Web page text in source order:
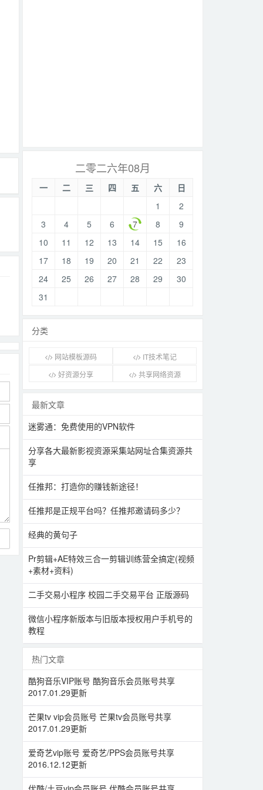
二零二六年08月
一 二 三 四 五 六
日
1
2
3
4 5 6 7 8
9
10
11 12 13 14 15
16
17
18 19 20 21 22
23
24
25 26 27 28 29
30
31
分类
网站模板源码
IT技术笔记
好资源分享
共享网络资源
最新文章
迷雾通：免费使用的VPN软件
分享各大最新影视资源采集站网址合集资源共
享
任推邦：打造你的赚钱新途径！
任推邦是正规平台吗？任推邦邀请码多少？
经典的黄句子
Pr剪辑+AE特效三合一剪辑训练营全搞定(视频
+素材+资料)
二手交易小程序 校园二手交易平台 正版源码
微信小程序新版本与旧版本授权用户手机号的
教程
热门文章
酷狗音乐VIP账号 酷狗音乐会员账号共享
2017.01.29更新
芒果tv vip会员账号 芒果tv会员账号共享
2017.01.29更新
爱奇艺vip账号 爱奇艺/PPS会员账号共享
2016.12.12更新